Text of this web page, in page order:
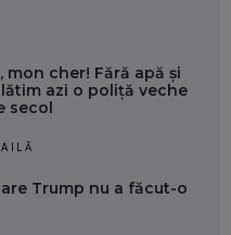
mon cher! Fără apă și
azi o poliță veche
secol
Trump nu a făcut-o